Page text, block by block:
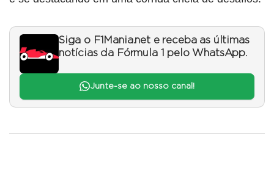
Siga o F1Mania.net e receba as últimas
notícias da Fórmula 1 pelo WhatsApp.
Junte-se ao nosso canal!